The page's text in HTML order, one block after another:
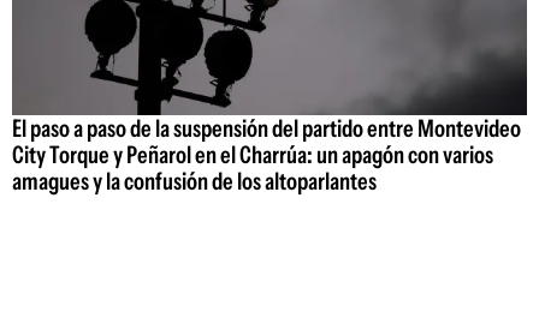
El paso a paso de la suspensión del partido entre Montevideo
City Torque y Peñarol en el Charrúa: un apagón con varios
amagues y la confusión de los altoparlantes